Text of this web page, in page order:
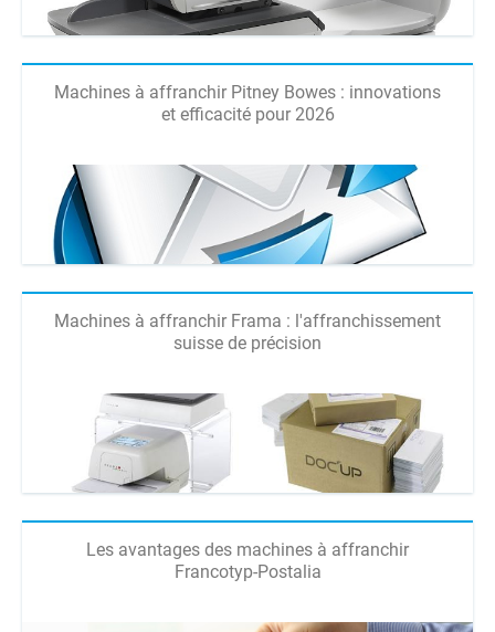
Machines à affranchir Pitney Bowes : innovations
et efficacité pour 2026
Machines à affranchir Frama : l'affranchissement
suisse de précision
Les avantages des machines à affranchir
Francotyp-Postalia